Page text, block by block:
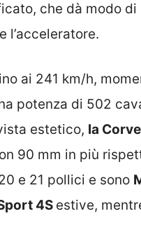
che dà modo di
l’acceleratore.
ai 241 km/h,
potenza di 502
estetico, la
90 mm in più
e 21 pollici e sono
4S estive,